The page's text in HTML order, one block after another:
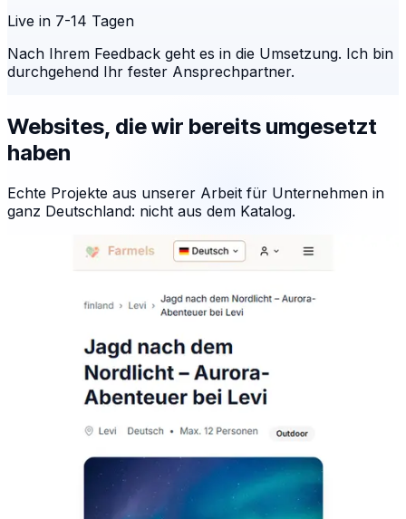
Live in 7-14 Tagen
Nach Ihrem Feedback geht es in die Umsetzung. Ich bin
durchgehend Ihr fester Ansprechpartner.
Websites, die wir bereits umgesetzt
haben
Echte Projekte aus unserer Arbeit für Unternehmen in
ganz Deutschland: nicht aus dem Katalog.